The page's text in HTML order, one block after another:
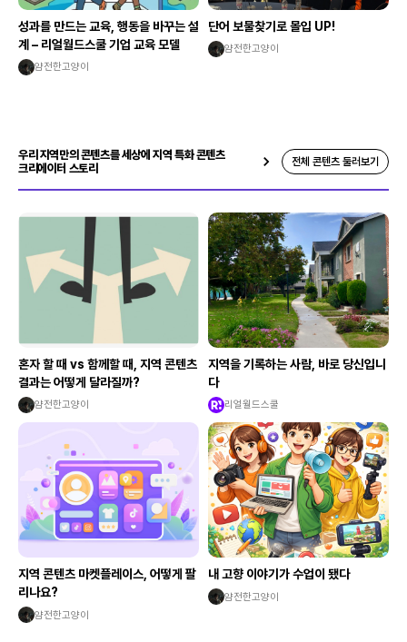
성과를 만드는 교육, 행동을 바꾸는 설
계 – 리얼월드스쿨 기업 교육 모델
얌전한고양이
단어 보물찾기로 몰입 UP!
얌전한고양이
우리 지역만의 콘텐츠를 세상에 지역 특화 콘텐츠
크리에이터 스토리
전체 콘텐츠 둘러보기
혼자 할 때 vs 함께할 때, 지역 콘텐츠
결과는 어떻게 달라질까?
얌전한고양이
지역을 기록하는 사람, 바로 당신입니
다
리얼월드스쿨
지역 콘텐츠 마켓플레이스, 어떻게 팔
리나요?
얌전한고양이
내 고향 이야기가 수업이 됐다
얌전한고양이